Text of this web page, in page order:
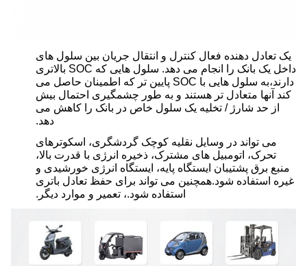
یک تعادل دهنده فعال کنترل و انتقال جریان بین سلول های
داخل یک بانک را انجام می دهد. سلول هایی که SOC بالاتری
دارند،به سلول هایی با SOC پایین تر که اطمینان حاصل می
کند آنها متعادل تر هستند و به طور چشمگیری احتمال بیش
از حد شارژ / تخلیه یک سلول خاص در بانک را کاهش می
دهد.
می تواند در وسایل نقلیه کوچک گردشگری، اسکوترهای
تحرک، اتومبیل های مشترک، ذخیره انرژی با قدرت بالا،
منبع برق پشتیبان ایستگاه پایه، ایستگاه انرژی خورشیدی و
غیره استفاده شود.همچنین می تواند برای حفظ تعادل باتری
استفاده شود.، تعمیر و موارد دیگر.